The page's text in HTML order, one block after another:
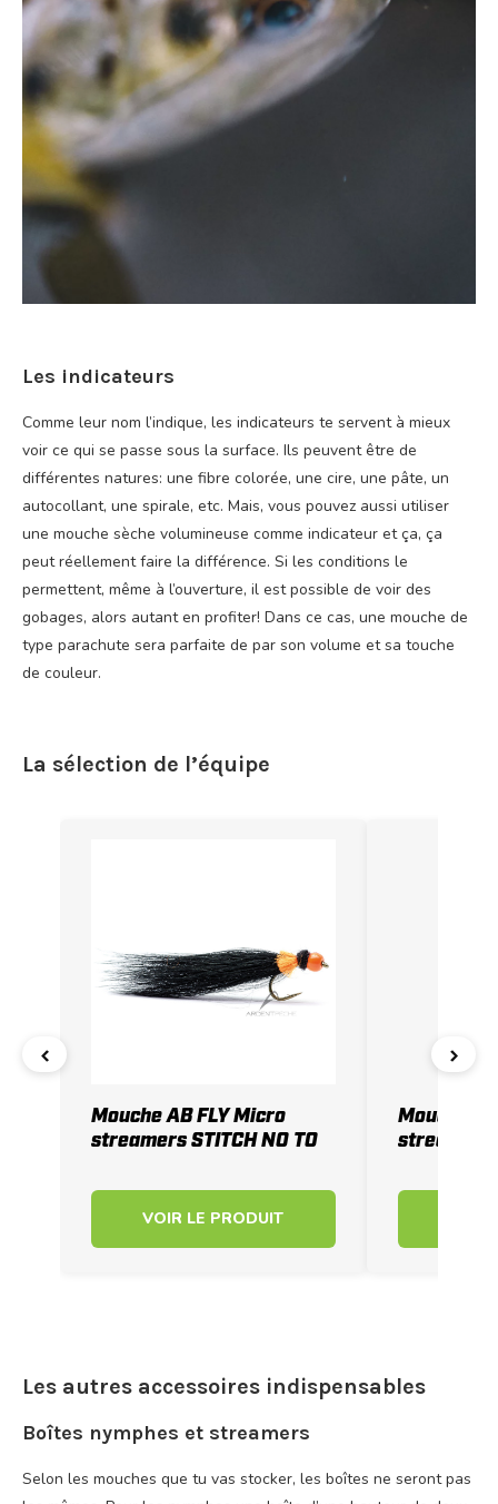
Les indicateurs
Comme leur nom l’indique, les indicateurs te servent à mieux
voir ce qui se passe sous la surface. Ils peuvent être de
différentes natures: une fibre colorée, une cire, une pâte, un
autocollant, une spirale, etc. Mais, vous pouvez aussi utiliser
une mouche sèche volumineuse comme indicateur et ça, ça
peut réellement faire la différence. Si les conditions le
permettent, même à l’ouverture, il est possible de voir des
gobages, alors autant en profiter! Dans ce cas, une mouche de
type parachute sera parfaite de par son volume et sa touche
de couleur.
La sélection de l’équipe
‹
Mouche AB FLY Micro
streamers STITCH NO TO
VOIR LE PRODUIT
Mouche
streamers
›
Les autres accessoires indispensables
Boîtes nymphes et streamers
Selon les mouches que tu vas stocker, les boîtes ne seront pas